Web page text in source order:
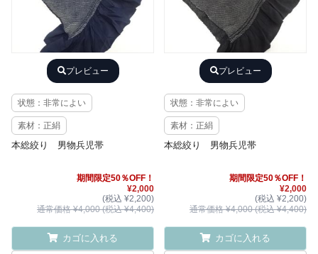
プレビュー
状態：非常によい
素材：正絹
本総絞り 男物兵児帯
期間限定50％OFF！
¥2,000
(税込 ¥2,200)
通常価格 ¥4,000 (税込 ¥4,400)
カゴに入れる
プレビュー
状態：非常によい
素材：正絹
本総絞り 男物兵児帯
期間限定50％OFF！
¥2,000
(税込 ¥2,200)
通常価格 ¥4,000 (税込 ¥4,400)
カゴに入れる